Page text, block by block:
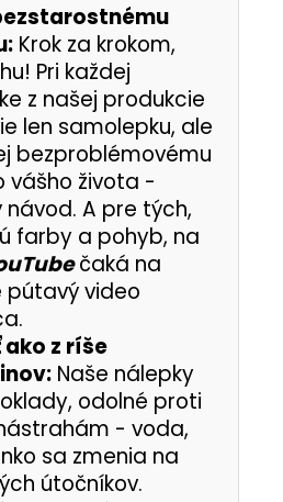
Krok za krokom,
Pri každej
z našej produkcie
len samolepku, ale
bezproblémovému
vášho života -
A pre tých,
farby a pohyb, na
čaká na
pútavý video
z ríše
Naše nálepky
odolné proti
- voda,
sa zmenia na
útočníkov.